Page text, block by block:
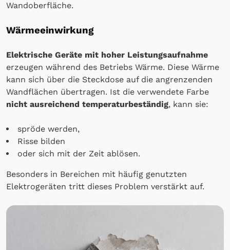
Wandoberfläche.
Wärmeeinwirkung
Elektrische Geräte mit hoher Leistungsaufnahme
erzeugen während des Betriebs Wärme. Diese Wärme
kann sich über die Steckdose auf die angrenzenden
Wandflächen übertragen. Ist die verwendete Farbe
nicht ausreichend temperaturbeständig, kann sie:
spröde werden,
Risse bilden
oder sich mit der Zeit ablösen.
Besonders in Bereichen mit häufig genutzten
Elektrogeräten tritt dieses Problem verstärkt auf.